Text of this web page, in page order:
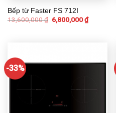
Bếp từ Faster FS 712I
13,600,000₫ 6,800,000₫
-33%